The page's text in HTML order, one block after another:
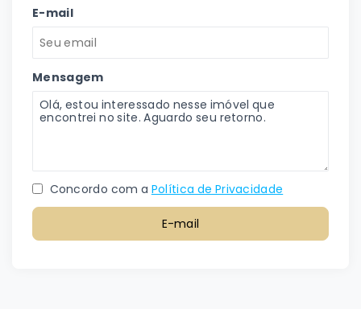
E-mail
Mensagem
Concordo com a Política de Privacidade
E-mail